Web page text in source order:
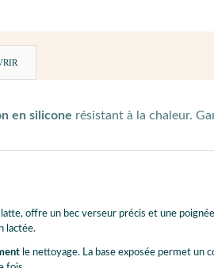
en silicone résistant à la chaleur.
offre un bec verseur précis et une
lactée.
le nettoyage. La base exposée permet un